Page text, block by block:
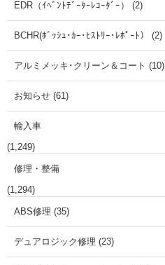
EDR（ｲﾍﾞﾝﾄﾃﾞｰﾀｰﾚｺｰﾀﾞｰ） (2)
BCHR(ﾎﾞｯｼｭ･ｶｰ･ﾋｽﾄﾘｰ･ﾚﾎﾟｰﾄ） (2)
アルミメッキ･クリーン＆コート (10)
お知らせ (61)
輸入車
(1,249)
修理・整備
(1,294)
ABS修理 (35)
デュアロジック修理 (23)